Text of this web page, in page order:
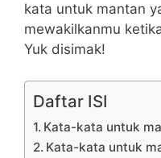
kata untuk mantan
mewakilkanmu
Yuk disimak!
Daftar ISI
Kata-kata untuk
Kata-kata untuk